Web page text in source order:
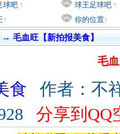
球吧 ↑
↑
球王足球吧 ↑
你的位置↑
→ 毛血旺【新拍报美食】
毛
食 作者：不
分享到QQ